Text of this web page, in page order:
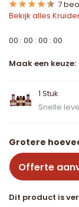
7
Bekijk alles
00 : 00 : 00 : 00
Maak een keuze:
1 Stuk
Snelle
Grotere
Offerte
Dit product is